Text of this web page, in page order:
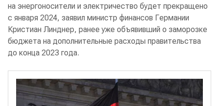
на энергоносители и электричество будет прекращено
с января 2024, заявил министр финансов Германии
Кристиан Линднер, ранее уже объявивший о заморозке
бюджета на дополнительные расходы правительства
до конца 2023 года.